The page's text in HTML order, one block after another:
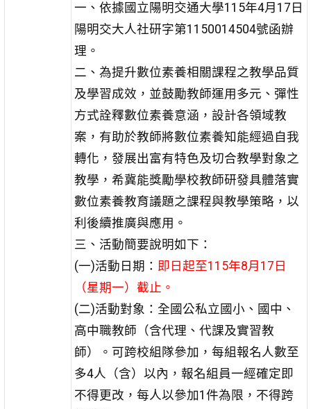
一、依據國立陽明交通大學115年4月17日
陽明交大人社研字第1150014504號函辦
理。
二、為提升數位素養相關課程之教學品質
及學習成效，並鼓勵教師運用多元、彈性
方式詮釋數位素養意涵，設計各領域教
案，有助於教師將數位素養知能經過自我
轉化，發展出富有特色及切合教學對象之
教學，希冀能獎勵學校教師研發具體落實
數位素養教育議題之課程與教學策略，以
利後續推廣與應用。
三、活動簡要說明如下：
(一)活動日期： 即日起至115年8月17日
（星期一）截止。
(二)活動對象：全國公私立國小、國中、
高中職教師（含代理、代課及實習教
師）。可跨校組隊參加，每組報名人數至
多4人（含）以內，報名組員一經確定即
不得更改，每人以參加1件為限，不得跨